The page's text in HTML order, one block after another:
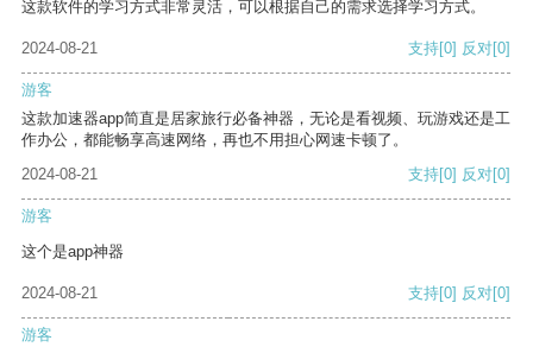
这款软件的学习方式非常灵活，可以根据自己的需求选择学习方式。
2024-08-21 支持[0] 反对[0]
游客
这款加速器app简直是居家旅行必备神器，无论是看视频、玩游戏还是工
作办公，都能畅享高速网络，再也不用担心网速卡顿了。
2024-08-21
支持[0] 反对[0]
游客
这个是app神器
2024-08-21 支持[0] 反对[0]
游客